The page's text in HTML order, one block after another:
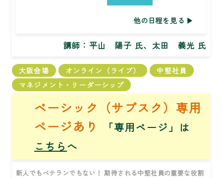
他の日程を見る
講師： 平山 陽子 氏、太田 義光 氏
大阪会場 オンライン（ライブ）
中堅社員
マネジメント・リーダーシップ
ベーシック（サブスク）専用
ページあり
「専用ページ」は
こちら へ
新人でもベテランでもない！ 期待される中堅社員の重要な役割